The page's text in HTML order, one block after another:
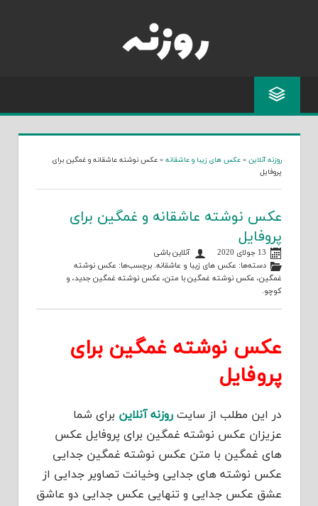
روزنه آنلاین » عکس های زیبا و عاشقانه » عکس نوشته عاشقانه و غمگین برای
پروفایل
عکس نوشته عاشقانه و غمگین برای
پروفایل
13 جولای 2020
آنلاین باشی
دسته‌ها: عکس های زیبا و عاشقانه. برچسب‌ها: عکس نوشته
غمگین، عکس نوشته غمگین با متن، عکس نوشته غمگین جدید، و
کوچو.
عکس نوشته غمگین برای
پروفایل
در این مطلب از سایت روزنه آنلاین برای شما
عزیزان عکس نوشته غمگین برای پروفایل عکس
های غمگین با متن عکس نوشته غمگین جدایی
عکس نوشته های جدایی وخیانت تصاویر جدایی از
عشق عکس جدایی و تنهایی عکس جدایی دو عاشق